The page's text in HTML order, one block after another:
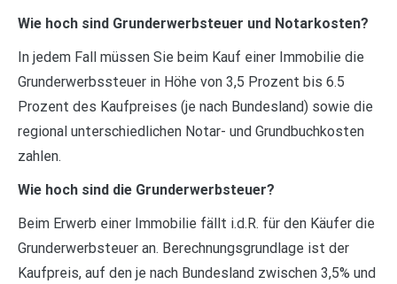
Wie hoch sind Grunderwerbsteuer und Notarkosten?
In jedem Fall müssen Sie beim Kauf einer Immobilie die
Grunderwerbssteuer in Höhe von 3,5 Prozent bis 6.5
Prozent des Kaufpreises (je nach Bundesland) sowie die
regional unterschiedlichen Notar- und Grundbuchkosten
zahlen.
Wie hoch sind die Grunderwerbsteuer?
Beim Erwerb einer Immobilie fällt i.d.R. für den Käufer die
Grunderwerbsteuer an. Berechnungsgrundlage ist der
Kaufpreis, auf den je nach Bundesland zwischen 3,5% und